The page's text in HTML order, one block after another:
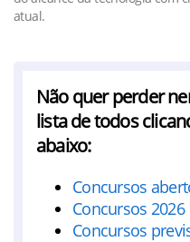
atual.
Não quer perder
lista de todos
abaixo:
Concursos
Concursos 2026
Concursos